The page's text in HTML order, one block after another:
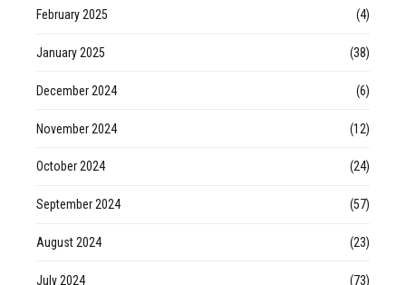
February 2025 (4)
January 2025 (38)
December 2024 (6)
November 2024 (12)
October 2024 (24)
September 2024 (57)
August 2024 (23)
July 2024 (73)